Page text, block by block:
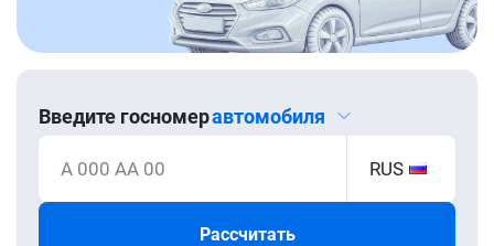
Введите госномеравтомобиля
А 000 АА 00 RUS
Рассчитать